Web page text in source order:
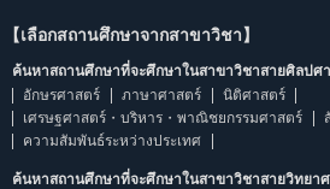
【เลือกสถานศึกษาจากสาขาวิชา】
ค้นหาสถานศึกษาที่จะศึกษาในสาขาวิชาสายศิลปศ
อักษรศาสตร์
ภาษาศาสตร์
นิติศาสตร์
เศรษฐศาสตร์・บริหาร・พาณิชยกรรมศาสตร์
ความสัมพันธ์ระหว่างประเทศ
ค้นหาสถานศึกษาที่จะศึกษาในสาขาวิชาสายวิทยา